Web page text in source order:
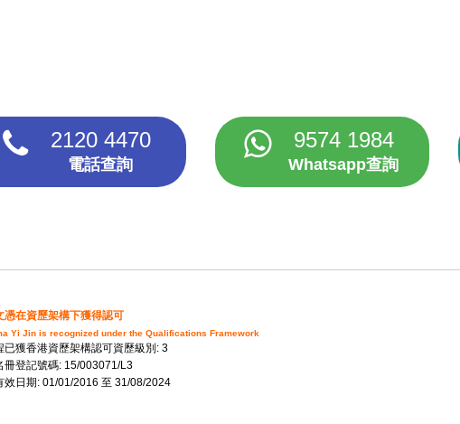
2120 4470
電話查詢
9574 1984
Whatsapp查詢
憑在資歷架構下獲得認可
Yi Jin is recognized under the Qualifications Framework
已獲香港資歷架構認可資歷級別: 3
冊登記號碼: 15/003071/L3
效日期: 01/01/2016 至 31/08/2024